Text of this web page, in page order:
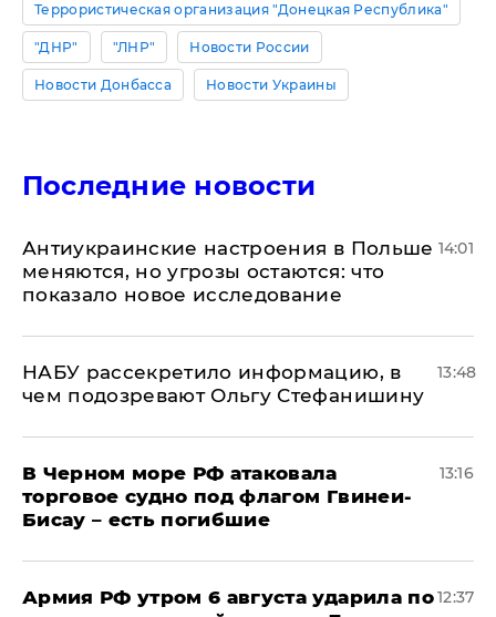
Террористическая организация "Донецкая Республика"
"ДНР" "ЛНР" Новости России
Новости Донбасса Новости Украины
Последние новости
Антиукраинские настроения в Польше
меняются, но угрозы остаются: что
показало новое исследование
14:01
НАБУ рассекретило информацию, в
чем подозревают Ольгу Стефанишину
13:48
В Черном море РФ атаковала
торговое судно под флагом Гвинеи-
Бисау – есть погибшие
13:16
Армия РФ утром 6 августа ударила по12:37